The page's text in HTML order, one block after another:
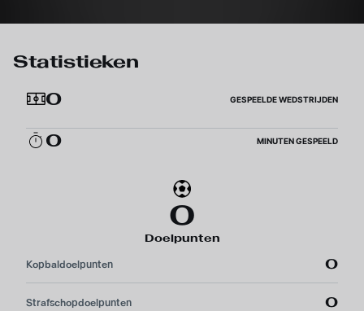
Statistieken
0
GESPEELDE WEDSTRIJDEN
0 MINUTEN GESPEELD
0
Doelpunten
Kopbaldoelpunten 0
Strafschopdoelpunten 0